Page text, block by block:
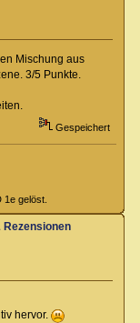
Mischung aus
3/5 Punkte.
Gespeichert
1e gelöst.
Rezensionen
hervor.